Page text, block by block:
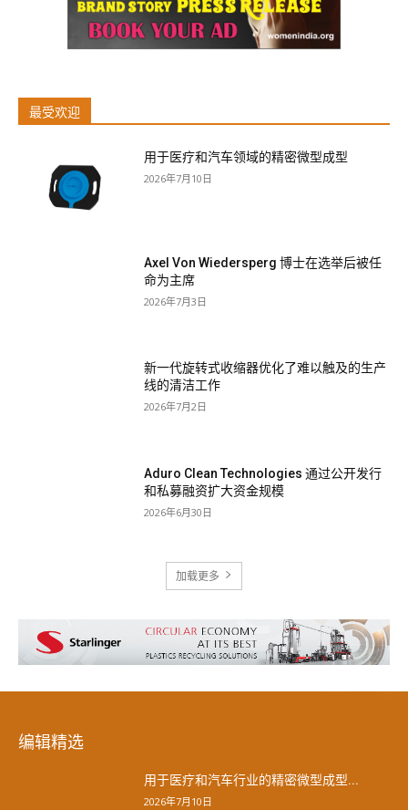
最受欢迎
用于医疗和汽车领域的精密微型成型
2026年7月10日
Axel Von Wiedersperg 博士在选举后被任
命为主席
2026年7月3日
新一代旋转式收缩器优化了难以触及的生产
线的清洁工作
2026年7月2日
Aduro Clean Technologies 通过公开发行
和私募融资扩大资金规模
2026年6月30日
加载更多
编辑精选
用于医疗和汽车行业的精密微型成型...
2026年7月10日